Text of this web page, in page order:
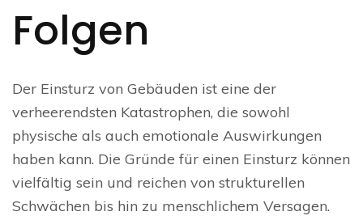
Folgen
Der Einsturz von Gebäuden ist eine der
verheerendsten Katastrophen, die sowohl
physische als auch emotionale Auswirkungen
haben kann. Die Gründe für einen Einsturz können
vielfältig sein und reichen von strukturellen
Schwächen bis hin zu menschlichem Versagen.